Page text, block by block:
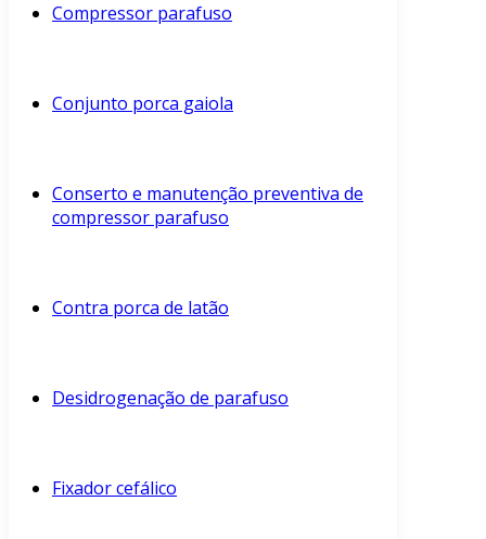
Compressor parafuso
Conjunto porca gaiola
Conserto e manutenção preventiva de
compressor parafuso
Contra porca de latão
Desidrogenação de parafuso
Fixador cefálico